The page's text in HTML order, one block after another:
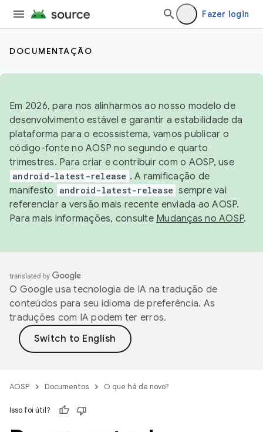
Fazer login
DOCUMENTAÇÃO
Em 2026, para nos alinharmos ao nosso modelo de
desenvolvimento estável e garantir a estabilidade da
plataforma para o ecossistema, vamos publicar o
código-fonte no AOSP no segundo e quarto
trimestres. Para criar e contribuir com o AOSP, use
android-latest-release . A ramificação de
manifesto
android-latest-release sempre vai
referenciar a versão mais recente enviada ao AOSP.
Para mais informações, consulte Mudanças no AOSP.
O Google usa tecnologia de IA na tradução de
conteúdos para seu idioma de preferência. As
traduções com IA podem ter erros.
AOSP Documentos O que há de novo?
Isso foi útil?